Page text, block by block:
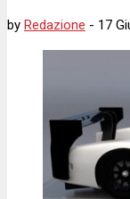
by Redazione - 17